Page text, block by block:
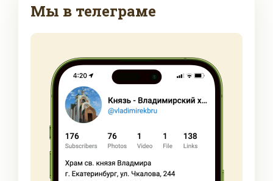
Мы в телеграме